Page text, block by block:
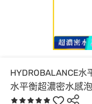
HYDROBALANCE水
水平衡超濃密水感